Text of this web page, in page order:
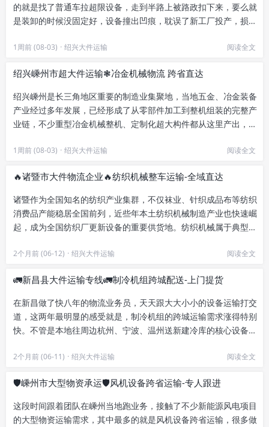
的就是找了普通车拉超限设备，走到半路上被路政扣下来，要么就
是装卸的时候没固定好，设备撞出凹痕，耽误了新工厂投产，损失
1周前 (08-03) · 绍兴大件运输 阅读全文
绍兴嵊州市超大件运输❃冶金机械物流 跨省直达
绍兴嵊州是长三角地区重要的制造业集聚地，当地五金、冶金装备
产业经过多年发展，已经形成了从零部件加工到整机组装的完整产
业链，不少重型冶金机械整机、定制化超大构件都从这里产出，运
1周前 (08-03) · 绍兴大件运输 阅读全文
🔥诸暨市大件物流企业🔥纺织机械整车运输-全域直达
诸暨作为全国知名的纺织产业集群，不仅袜业、针织成品布等纺织
消费品产能稳居全国前列，近些年本土纺织机械制造产业也快速崛
起，成为全国纺织厂更新设备的重要供货地。纺织机械属于典型的
2个月前 (06-12) · 绍兴大件运输 阅读全文
🚛新昌县大件运输专线🚛制冷机组跨城配送-上门提货
在新昌做了快八年的物流业务员，天天跟大大小小的设备运输打交
道，这两年最明显的感受就是，制冷机组的跨城运输需求涨得特别
快。不管是本地往周边杭州、宁波、温州送新建冷库的核心设备，
2个月前 (06-11) · 绍兴大件运输 阅读全文
🛡️嵊州市大型物资承运🛡️风机设备跨省运输-专人跟进
这段时间跟着团队在嵊州当地跑业务，接触了不少新能源风电项目
的大型物资运输需求，其中最多的就是风机设备跨省运输，很多做